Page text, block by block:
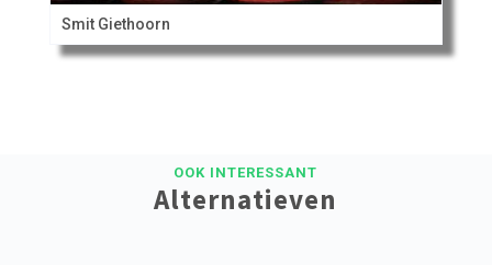
Smit Giethoorn
OOK INTERESSANT
Alternatieven